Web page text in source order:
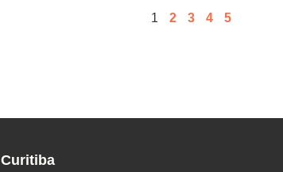
1
2 3 4 5
Curitiba